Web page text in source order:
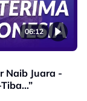
06:12
Naib Juara -